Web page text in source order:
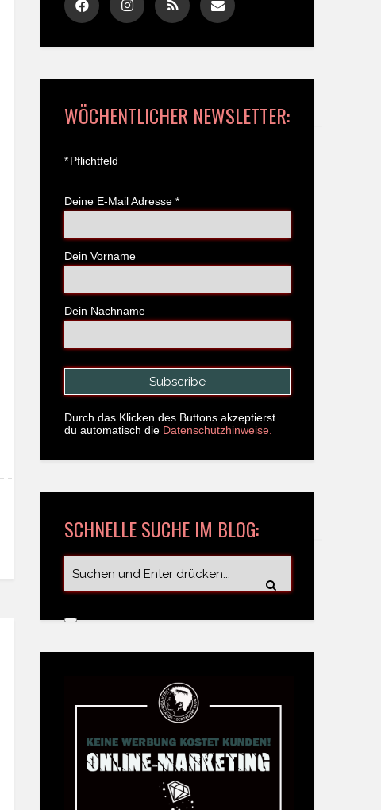
WÖCHENTLICHER NEWSLETTER:
*Pflichtfeld
Deine E-Mail Adresse *
Dein Vorname
Dein Nachname
Durch das Klicken des Buttons akzeptierst
du automatisch die Datenschutzhinweise.
SCHNELLE SUCHE IM BLOG: